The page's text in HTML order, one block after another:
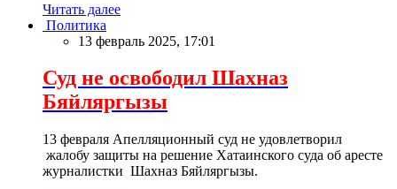
Читать далее
Политика
13 февраль 2025, 17:01
Суд не освободил Шахназ
Бяйляргызы
13 февраля Апелляционный суд не удовлетворил
жалобу защиты на решение Хатаинского суда об аресте
журналистки Шахназ Бяйляргызы.